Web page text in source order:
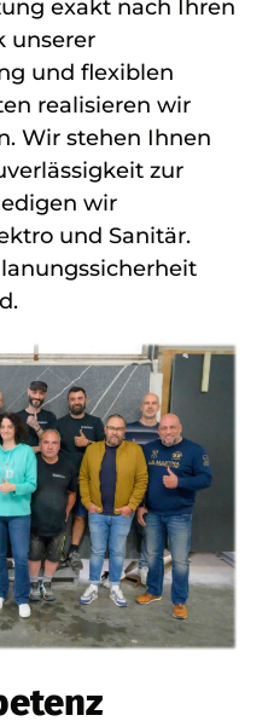
exakt nach Ihren
unserer
und flexiblen
realisieren wir
Wir stehen Ihnen
zur
wir
und Sanitär.